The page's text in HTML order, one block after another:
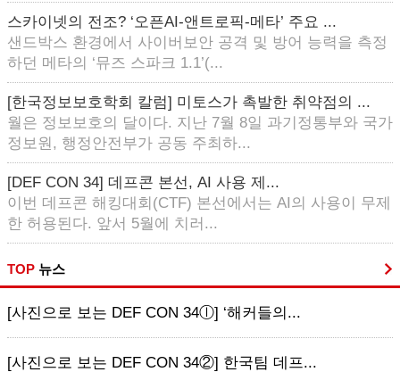
스카이넷의 전조? ‘오픈AI-앤트로픽-메타’ 주요 ...
샌드박스 환경에서 사이버보안 공격 및 방어 능력을 측정
하던 메타의 ‘뮤즈 스파크 1.1’(...
[한국정보보호학회 칼럼] 미토스가 촉발한 취약점의 ...
월은 정보보호의 달이다. 지난 7월 8일 과기정통부와 국가
정보원, 행정안전부가 공동 주최하...
[DEF CON 34] 데프콘 본선, AI 사용 제...
이번 데프콘 해킹대회(CTF) 본선에서는 AI의 사용이 무제
한 허용된다. 앞서 5월에 치러...
TOP 뉴스
[사진으로 보는 DEF CON 34ⓛ] ‘해커들의...
[사진으로 보는 DEF CON 34②] 한국팀 데프...